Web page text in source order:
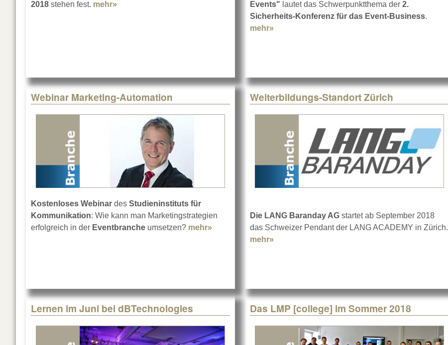
2018 stehen fest. mehr» about MADRIX-Training mit MADRIX 5Events" lautet das Schwerpunktthema der 2.
Sicherheits-Konferenz für das Event-Business.
mehr»
Webinar Marketing-Automation
Kostenloses Webinar des Studieninstituts für
Kommunikation: Wie kann man Marketingstrategien
erfolgreich in der Eventbranche umsetzen? mehr» about Webinar Marketing-Automation
Weiterbildungs-Standort Zürich
Die LANG Baranday AG startet ab September 2018
das Schweizer Pendant der LANG ACADEMY in Zürich.
mehr»
Lernen im Juni bei dBTechnologies Das LMP [college] im Sommer 2018